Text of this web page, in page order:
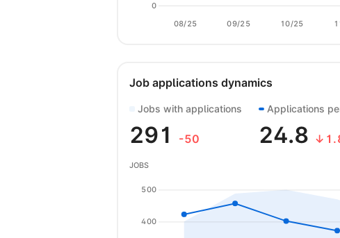
08/25 09/25 10/25
0
Job applications dynamics
Jobs with applications
291 -50
Applications
24.8
400
500
JOBS